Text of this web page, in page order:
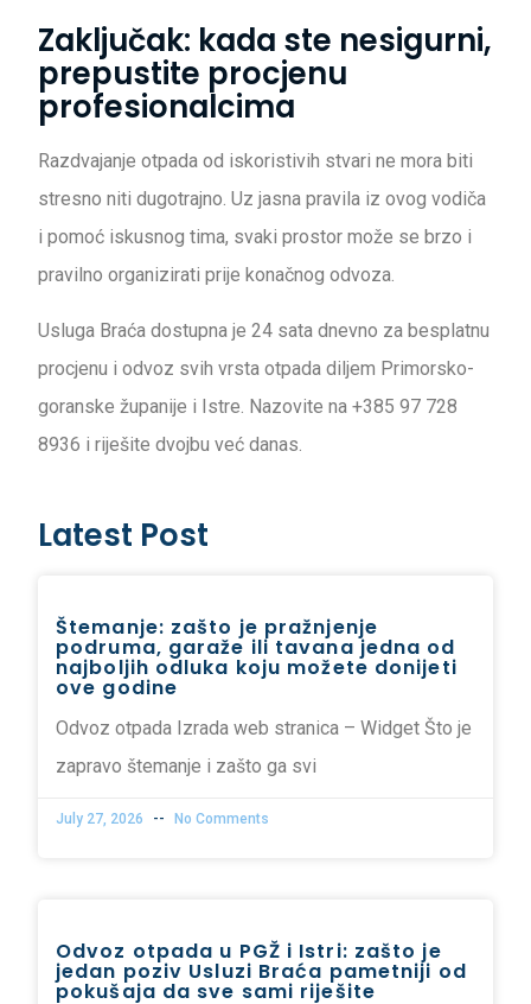
Zaključak: kada ste nesigurni,
prepustite procjenu
profesionalcima
Razdvajanje otpada od iskoristivih stvari ne mora biti
stresno niti dugotrajno. Uz jasna pravila iz ovog vodiča
i pomoć iskusnog tima, svaki prostor može se brzo i
pravilno organizirati prije konačnog odvoza.
Usluga Braća dostupna je 24 sata dnevno za besplatnu
procjenu i odvoz svih vrsta otpada diljem Primorsko-
goranske županije i Istre. Nazovite na +385 97 728
8936 i riješite dvojbu već danas.
Latest Post
Štemanje: zašto je pražnjenje
podruma, garaže ili tavana jedna od
najboljih odluka koju možete donijeti
ove godine
Odvoz otpada Izrada web stranica – Widget Što je
zapravo štemanje i zašto ga svi
July 27, 2026 No Comments
Odvoz otpada u PGŽ i Istri: zašto je
jedan poziv Usluzi Braća pametniji od
pokušaja da sve sami riješite